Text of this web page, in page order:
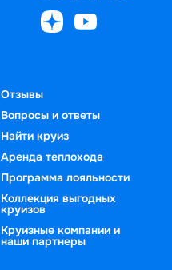
Отзывы
Вопросы и ответы
Найти круиз
Аренда теплохода
Программа лояльности
Коллекция выгодных
круизов
Круизные компании и
наши партнеры